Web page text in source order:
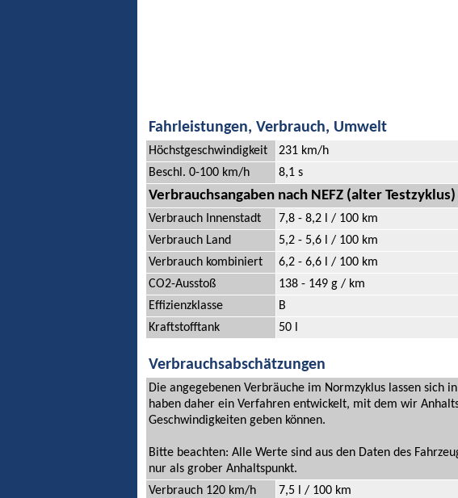
Fahrleistungen, Verbrauch, Umwelt
Höchstgeschwindigkeit
231 km/h
Beschl. 0-100 km/h
8,1 s
Verbrauchsangaben nach NEFZ (alter Testzyklus)
Verbrauch Innenstadt
7,8 - 8,2 l / 100 km
Verbrauch Land
5,2 - 5,6 l / 100 km
Verbrauch kombiniert
6,2 - 6,6 l / 100 km
CO2-Ausstoß
138 - 149 g / km
Effizienzklasse
B
Kraftstofftank
50 l
Verbrauchsabschätzungen
Die angegebenen Verbräuche im Normzyklus lassen
haben daher ein Verfahren entwickelt, mit dem wir
Geschwindigkeiten geben können.
Bitte beachten: Alle Werte sind aus den Daten des
nur als grober Anhaltspunkt.
Verbrauch 120 km/h
7,5 l / 100 km